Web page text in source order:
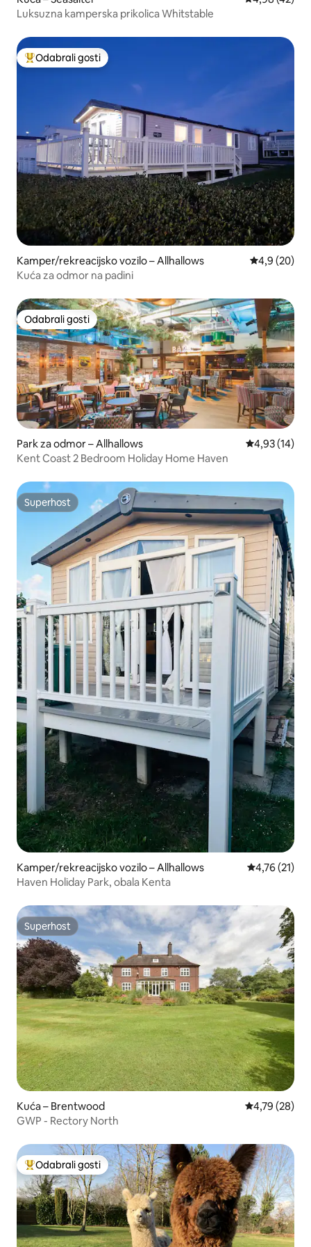
Luksuzna kamperska prikolica Whitstable
Među najviše rangiranima s oznakom „Odabrali gosti”
Odabrali gosti
Kamper/rekreacijsko vozilo – Allhallows Prosječna
4,9 (20)
Kuća za odmor na padini
Odabrali gosti
Odabrali gosti
Park za odmor – Allhallows Prosječna
4,93 (14)
Kent Coast 2 Bedroom Holiday Home Haven
Superhost
Superhost
Kamper/rekreacijsko vozilo – Allhallows Prosječna
4,76 (21)
Haven Holiday Park, obala Kenta
Superhost
Superhost
Kuća – Brentwood Prosječna
4,79 (28)
GWP - Rectory North
Među najviše rangiranima s oznakom „Odabrali gosti”
Odabrali gosti